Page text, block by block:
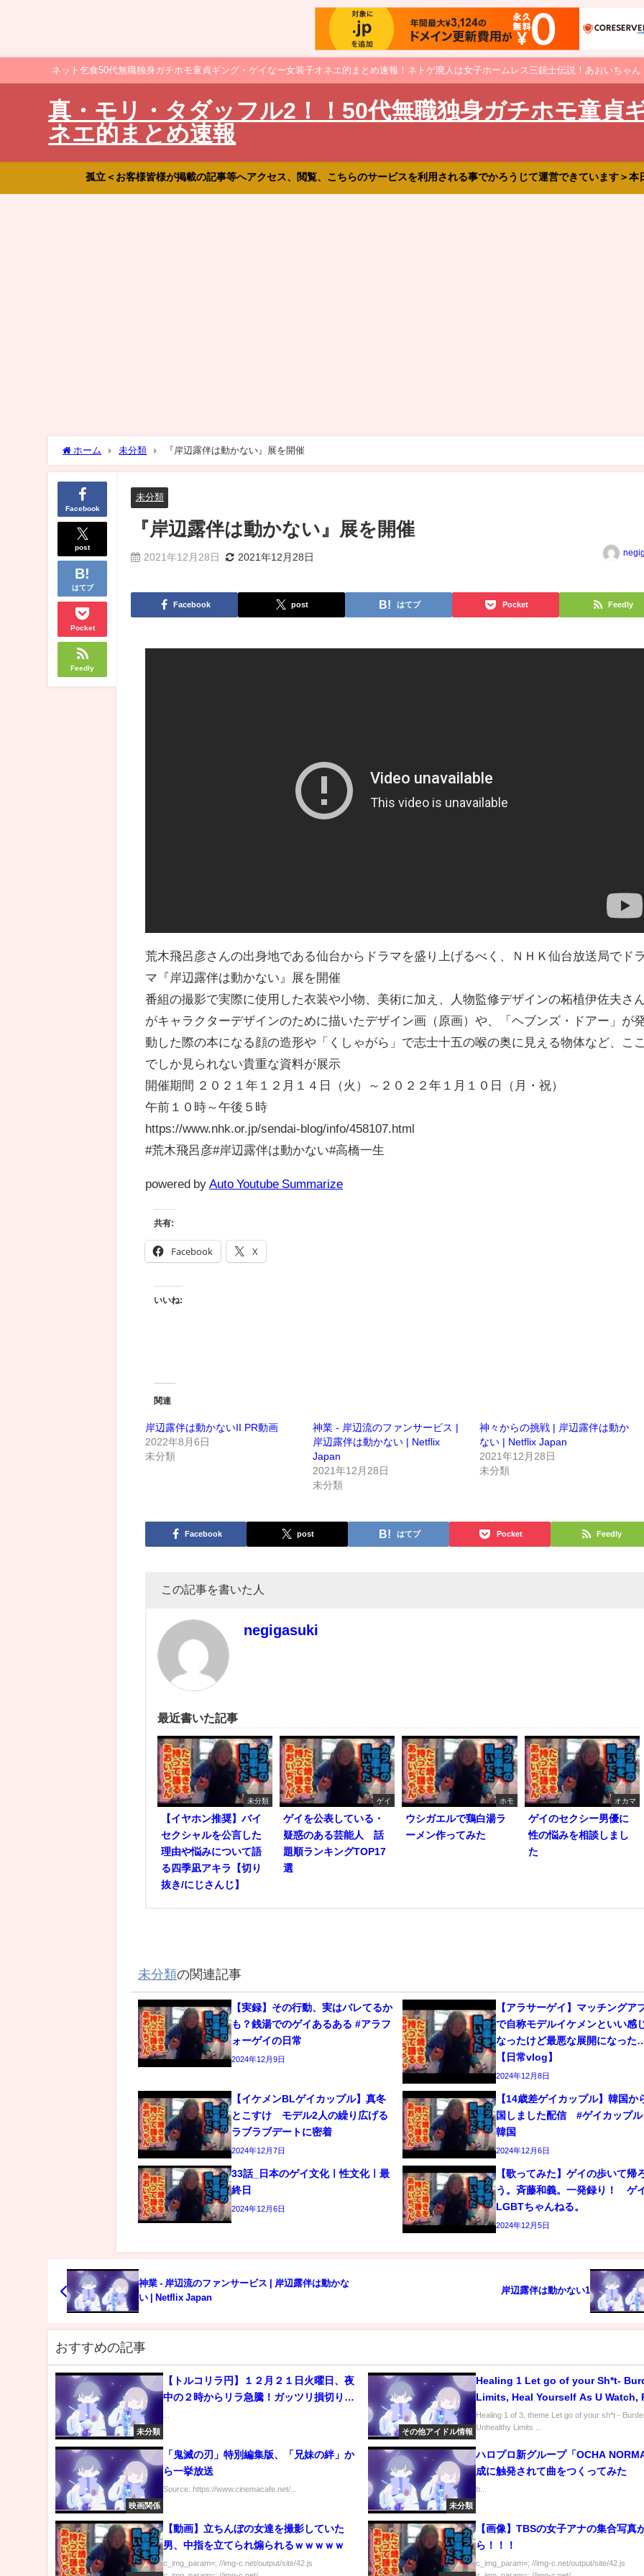
ネット乞食50代無職独身ガチホモ童貞ギング・ゲイなー女装子オネエ的まとめ速報！ネトゲ廃人は女子ホームレス三銃士伝説！あおいちゃ
真・モリ・タダッフル2！！50代無職独身ガチホモ童貞
ネエ的まとめ速報
孤立＜お客様皆様が掲載の記事等へアクセス、閲覧、こちらのサービスを利用される事でかろうじて運営できています＞
ホーム 未分類 『岸辺露伴は動かない』展を開催
Facebook
post
はてブ
Pocket
Feedly
未分類
『岸辺露伴は動かない』展を開催
2021年12月28日 2021年12月28日
Facebook post はてブ Pocket Feedly
荒木飛呂彦さんの出身地である仙台からドラマを盛り上げるべく、ＮＨＫ仙台放送局でド
マ『岸辺露伴は動かない』展を開催
番組の撮影で実際に使用した衣装や小物、美術に加え、人物監修デザインの柘植伊佐夫さ
がキャラクターデザインのために描いたデザイン画（原画）や、「ヘブンズ・ドアー」が
動した際の本になる顔の造形や「くしゃがら」で志士十五の喉の奥に見える物体など、こ
でしか見られない貴重な資料が展示
開催期間 ２０２１年１２月１４日（火）～２０２２年１月１０日（月・祝）
午前１０時～午後５時
https://www.nhk.or.jp/sendai-blog/info/458107.html
#荒木飛呂彦#岸辺露伴は動かない#高橋一生
powered by Auto Youtube Summarize
共有:
Facebook X
いいね:
関連
岸辺露伴は動かないII PR動画
2022年8月6日
未分類
神業 - 岸辺流のファンサービス |
岸辺露伴は動かない | Netflix
Japan
2021年12月28日
未分類
神々からの挑戦 | 岸辺露伴は動か
ない | Netflix Japan
2021年12月28日
未分類
Facebook post はてブ Pocket Feedly
この記事を書いた人
negigasuki
最近書いた記事
未分類
【イヤホン推奨】バイ
セクシャルを公言した
理由や悩みについて語
る四季凪アキラ【切り
抜き/にじさんじ】
ゲイ
ゲイを公表している・
疑惑のある芸能人 話
題順ランキングTOP17
選
ホモ
ウシガエルで鶏白湯ラ
ーメン作ってみた
オカマ
ゲイのセクシー男優に
性の悩みを相談しまし
た
未分類の関連記事
【実録】その行動、実はバレてるか
も？銭湯でのゲイあるある #アラフ
ォーゲイの日常
2024年12月9日
【アラサーゲイ】マッチングア
で自称モデルイケメンといい感
なったけど最悪な展開になった
【日常vlog】
2024年12月8日
【イケメンBLゲイカップル】真冬
とこすけ モデル2人の繰り広げる
ラブラブデートに密着
2024年12月7日
【14歳差ゲイカップル】韓国か
国しました配信 #ゲイカップル
韓国
2024年12月6日
33話_日本のゲイ文化ㅣ性文化ㅣ最
終日
2024年12月6日
【歌ってみた】ゲイの歩いて帰
う。斉藤和義。一発録り！
LGBTちゃんねる。
2024年12月5日
神業 - 岸辺流のファンサービス | 岸辺露伴は動かな
い | Netflix Japan
岸辺露伴は動かない1
おすすめの記事
未分類
【トルコリラ円】１２月２１日火曜日、夜
中の２時からリラ急騰！ガッツリ損切りさ
その他アイドル情報
Healing 1 Let go of your Sh*t-
Limits, Heal Yourself As U Watch,
Auras, Chakras etc.
Healing 1 of 3, theme Let go of your sh*t -
Unhealthy Limits ...
映画関係
「鬼滅の刃」特別編集版、「兄妹の絆」か
ら一挙放送
Source: https://www.cinemacafe.net/...
未分類
ハロプロ新グループ「OCHA
成に触発されて曲をつくってみた
b...
【動画】立ちんぼの女達を撮影していた
男、中指を立てられ煽られるｗｗｗｗｗ
c_img_param=; //img-c.net/output/site/42.js
【画像】TBSの女子アナの集合写真
ら！！！
c_img_param=; //img-c.net/output/site/42.js